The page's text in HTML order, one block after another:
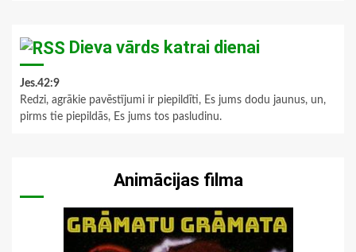
Dieva vārds katrai dienai
Jes.42:9
Redzi, agrākie pavēstījumi ir piepildīti, Es jums dodu jaunus, un,
pirms tie piepildās, Es jums tos pasludinu.
Animācijas filma